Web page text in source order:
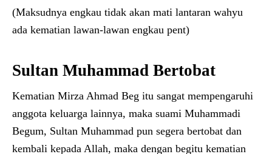
(Maksudnya engkau tidak akan mati lantaran wahyu
ada kematian lawan-lawan engkau pent)
Sultan Muhammad Bertobat
Kematian Mirza Ahmad Beg itu sangat mempengaruhi
anggota keluarga lainnya, maka suami Muhammadi
Begum, Sultan Muhammad pun segera bertobat dan
kembali kepada Allah, maka dengan begitu kematian